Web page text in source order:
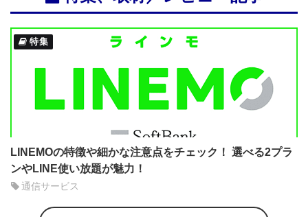
特集
LINEMOの特徴や細かな注意点をチェック！ 選べる2プラ
ンやLINE使い放題が魅力！
通信サービス